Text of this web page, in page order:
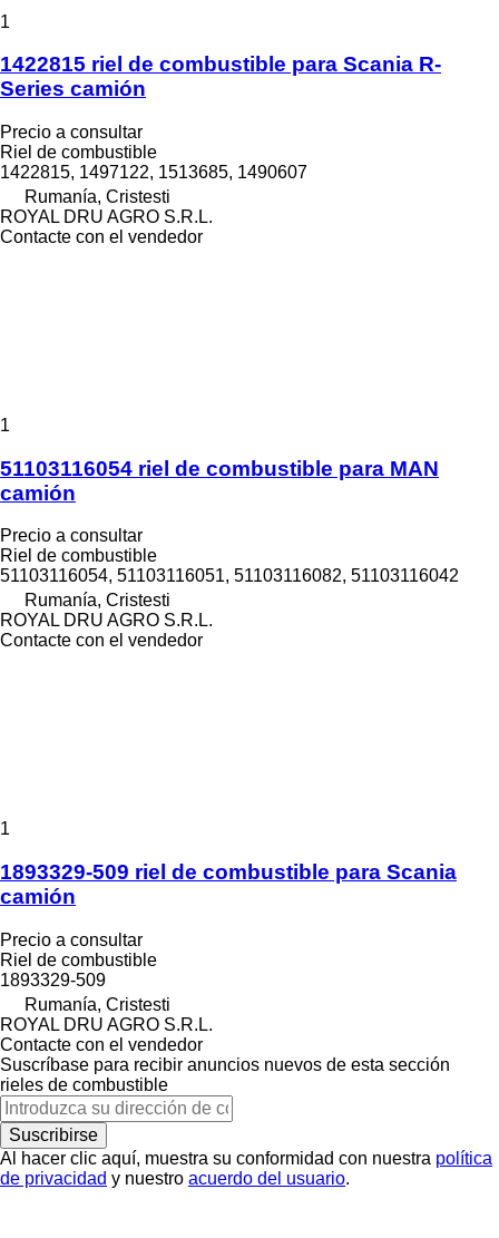
1
1422815 riel de combustible para Scania R-
Series camión
Precio a consultar
Riel de combustible
1422815, 1497122, 1513685, 1490607
Rumanía, Cristesti
ROYAL DRU AGRO S.R.L.
Contacte con el vendedor
1
51103116054 riel de combustible para MAN
camión
Precio a consultar
Riel de combustible
51103116054, 51103116051, 51103116082, 51103116042
Rumanía, Cristesti
ROYAL DRU AGRO S.R.L.
Contacte con el vendedor
1
1893329-509 riel de combustible para Scania
camión
Precio a consultar
Riel de combustible
1893329-509
Rumanía, Cristesti
ROYAL DRU AGRO S.R.L.
Contacte con el vendedor
Suscríbase para recibir anuncios nuevos de esta sección
rieles de combustible
Suscribirse
Al hacer clic aquí, muestra su conformidad con nuestra política
de privacidad y nuestro acuerdo del usuario.